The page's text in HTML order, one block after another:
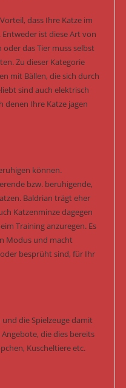
dass Ihre Katze im
ist diese Art von
das Tier muss selbst
Zu dieser Kategorie
mit Bällen, die sich durch
sind auch elektrisch
denen Ihre Katze jagen
können.
bzw. beruhigende,
Baldrian trägt eher
Katzenminze dagegen
Training anzuregen. Es
Modus und macht
besprüht sind, für Ihr
die Spielzeuge damit
die dies bereits
Kuscheltiere etc.